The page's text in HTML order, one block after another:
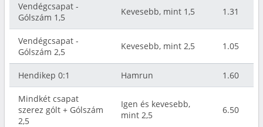
Vendégcsapat -
Gólszám 1,5
Kevesebb, mint 1,5 1.31
Vendégcsapat -
Gólszám 2,5
Kevesebb, mint 2,5 1.05
Hendikep 0:1 Hamrun 1.60
Mindkét csapat
szerez gólt + Gólszám
2,5
Igen és kevesebb,
mint 2,5
6.50